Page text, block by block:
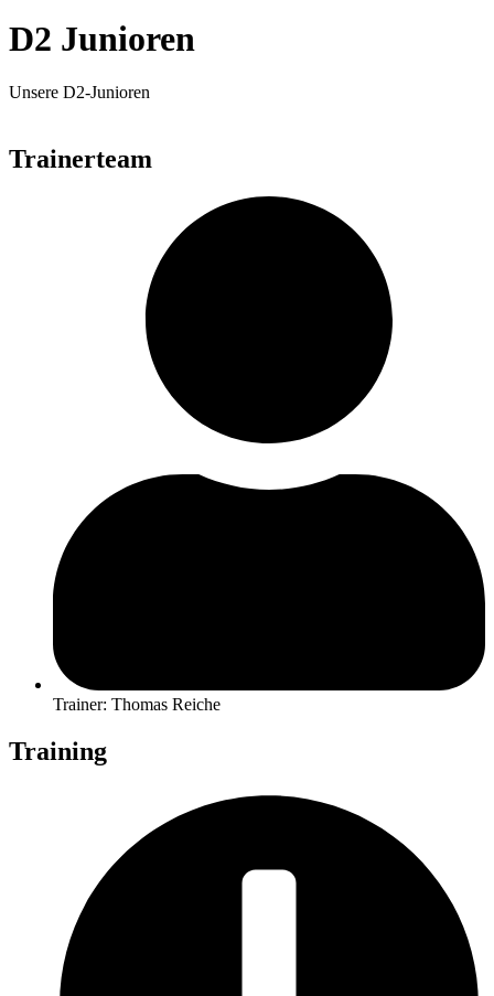
D2 Junioren
Unsere D2-Junioren
Trainerteam
Trainer: Thomas Reiche
Training